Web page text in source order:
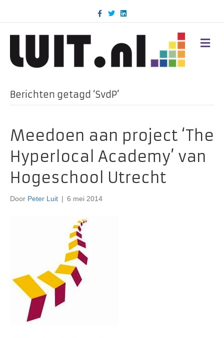
c
k
T
w
i
n
d
M
E
Berichten getagd ‘SvdP’
Meedoen aan project ‘The
Hyperlocal Academy’ van
Hogeschool Utrecht
Door Peter Luit | 6 mei 2014